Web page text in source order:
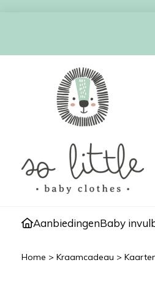
AanbiedingenBaby
Home > Kraamcadeau >